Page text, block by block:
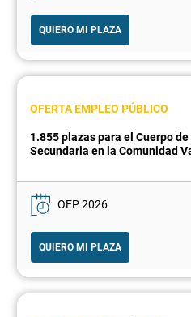
QUIERO MI PLAZA
OFERTA EMPLEO PÚBLICO
1.855 plazas para el Cuerpo
Secundaria en la Comunidad
OEP 2026
QUIERO MI PLAZA